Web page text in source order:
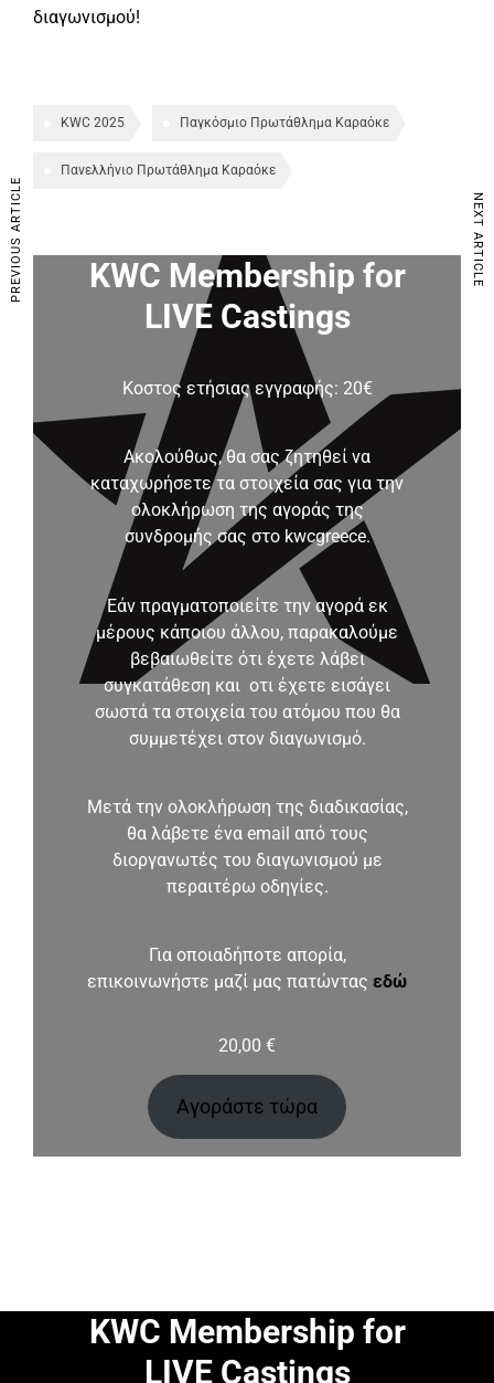
διαγωνισμού!
KWC 2025 Παγκόσμιο Πρωτάθλημα Καραόκε
Πανελλήνιο Πρωτάθλημα Καραόκε
PREVIOUS ARTICLE NEXT ARTICLE
KWC Membership for
LIVE Castings
Κοστος ετήσιας εγγραφής: 20€
Ακολούθως, θα σας ζητηθεί να
καταχωρήσετε τα στοιχεία σας για την
ολοκλήρωση της αγοράς της
συνδρομής σας στο kwcgreece.
Εάν πραγματοποιείτε την αγορά εκ
μέρους κάποιου άλλου, παρακαλούμε
βεβαιωθείτε ότι έχετε λάβει
συγκατάθεση και οτι έχετε εισάγει
σωστά τα στοιχεία του ατόμου που θα
συμμετέχει στον διαγωνισμό.
Μετά την ολοκλήρωση της διαδικασίας,
θα λάβετε ένα email από τους
διοργανωτές του διαγωνισμού με
περαιτέρω οδηγίες.
Για οποιαδήποτε απορία,
επικοινωνήστε μαζί μας πατώντας εδώ
20,00 €
Αγοράστε τώρα
KWC Membership for
LIVE Castings